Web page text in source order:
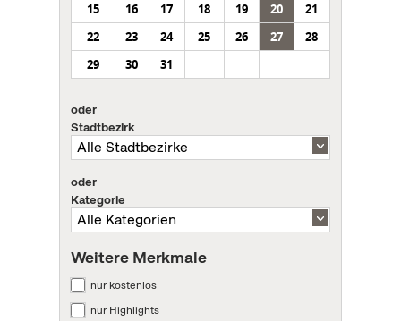
15
16 17 18 19 20
21
22
23 24 25 26 27
28
29
30 31
oder
Stadtbezirk
oder
Kategorie
Weitere Merkmale
nur kostenlos
nur Highlights